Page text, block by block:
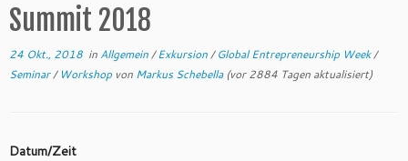
Summit 2018
24 Okt., 2018 in Allgemein/Exkursion/Global Entrepreneurship Week/
Seminar/ Workshop von Markus Schebella(vor 2884 Tagen aktualisiert)
Datum/Zeit